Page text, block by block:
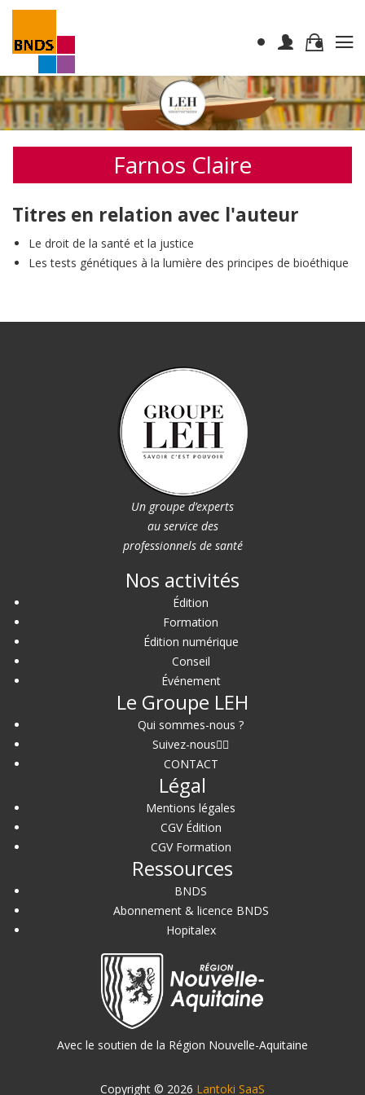
Farnos Claire
Titres en relation avec l'auteur
Le droit de la santé et la justice
Les tests génétiques à la lumière des principes de bioéthique
Un groupe d’experts
au service des
professionnels de santé
Nos activités
Édition
Formation
Édition numérique
Conseil
Événement
Le Groupe LEH
Qui sommes-nous ?
Suivez-nous
CONTACT
Légal
Mentions légales
CGV Édition
CGV Formation
Ressources
BNDS
Abonnement & licence BNDS
Hopitalex
Avec le soutien de la Région Nouvelle-Aquitaine
Copyright © 2026 Lantoki SaaS